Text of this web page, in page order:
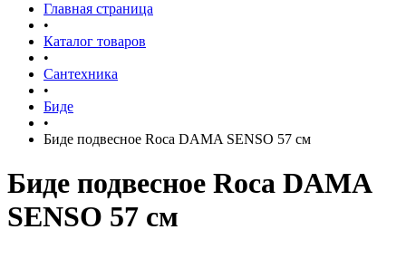
Главная страница
•
Каталог товаров
•
Сантехника
•
Биде
•
Биде подвесное Roca DAMA SENSO 57 см
Биде подвесное Roca DAMA
SENSO 57 см